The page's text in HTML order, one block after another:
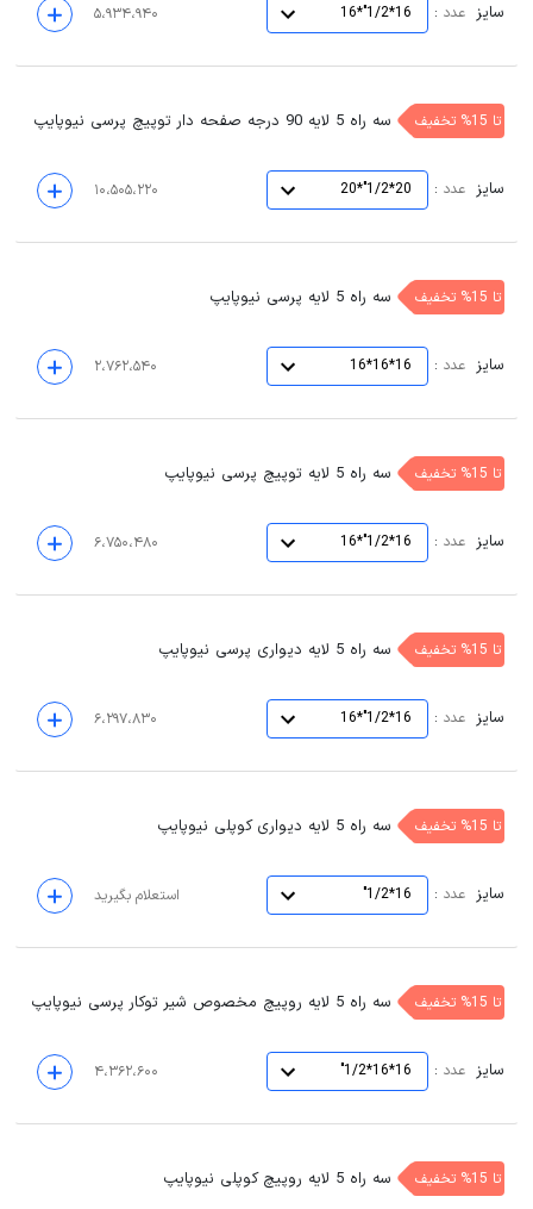
سایز عدد :
16*1/2"*16 ۵،۹۳۴،۹۴۰
تا 15% تخفیف سه راه 5 لایه 90 درجه صفحه دار توپیچ پرسی نیوپایپ
سایز عدد :
20*1/2"*20 ۱۰،۵۰۵،۲۲۰
تا 15% تخفیف سه راه 5 لایه پرسی نیوپایپ
سایز عدد :
16*16*16 ۲،۷۶۲،۵۴۰
تا 15% تخفیف سه راه 5 لایه توپیچ پرسی نیوپایپ
سایز عدد :
16*1/2"*16 ۶،۷۵۰،۴۸۰
تا 15% تخفیف سه راه 5 لایه دیواری پرسی نیوپایپ
سایز عدد :
16*1/2"*16 ۶،۲۹۷،۸۳۰
تا 15% تخفیف سه راه 5 لایه دیواری کوپلی نیوپایپ
سایز عدد :
16*1/2" استعلام بگیرید
تا 15% تخفیف سه راه 5 لایه روپیچ مخصوص شیر توکار پرسی نیوپایپ
سایز عدد :
16*16*1/2" ۴،۳۶۲،۶۰۰
تا 15% تخفیف سه راه 5 لایه روپیچ کوپلی نیوپایپ